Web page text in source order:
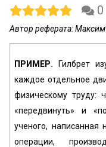
0
Автор реферата:
ПРИМЕР. Гилбрет
каждое отдельное
физическому труду:
«передвинуть» и
ученого, написанная
операции,